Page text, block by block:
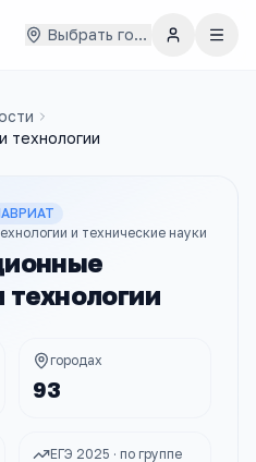
Выбрать город
технологии
и технические науки
городах
93
ЕГЭ 2025 · по группе